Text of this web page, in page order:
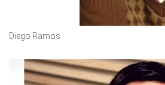
Diego Ramos